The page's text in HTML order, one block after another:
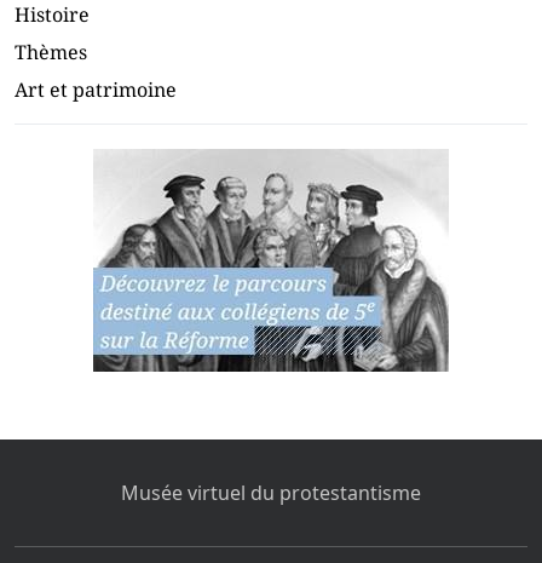
Histoire
Thèmes
Art et patrimoine
Musée virtuel du protestantisme